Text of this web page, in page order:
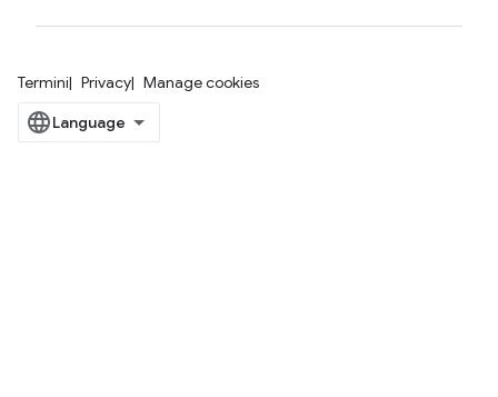
Termini Privacy Manage cookies